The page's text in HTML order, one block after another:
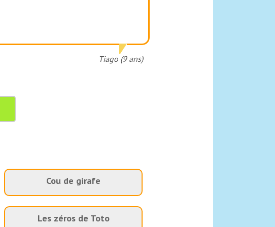
Tiago (9 ans)
Cou de girafe
Les zéros de Toto